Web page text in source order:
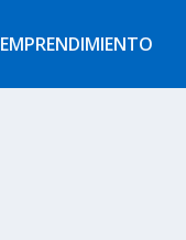
EMPRENDIMIENTO